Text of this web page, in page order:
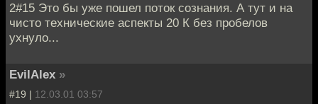
2#15 Это бы уже пошел поток сознания. А тут и на
чисто технические аспекты 20 К без пробелов
ухнуло...
EvilAlex »
#19 | 12.03.01 03:57